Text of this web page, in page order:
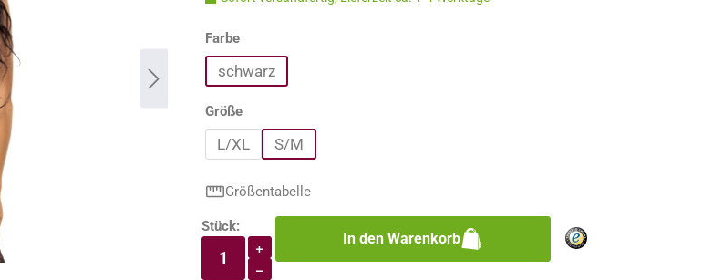
Farbeauswählen
schwarz
Größeauswählen
L/XL S/M
Größentabelle
Produkt Anzahl: Gib den gewünschten Wert ein
Stück:
+
−
In den Warenkorb